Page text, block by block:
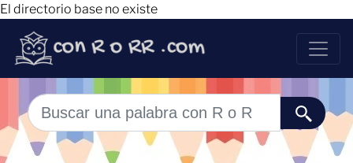
El directorio base no existe